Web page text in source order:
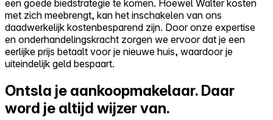
een goede biedstrategie te komen. Hoewel Walter kosten
met zich meebrengt, kan het inschakelen van ons
daadwerkelijk kostenbesparend zijn. Door onze expertise
en onderhandelingskracht zorgen we ervoor dat je een
eerlijke prijs betaalt voor je nieuwe huis, waardoor je
uiteindelijk geld bespaart.
Ontsla je aankoopmakelaar. Daar
word je altijd wijzer van.